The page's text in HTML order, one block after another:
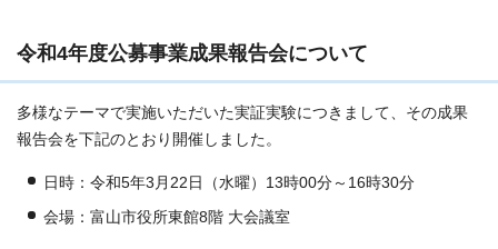
令和4年度公募事業成果報告会について
多様なテーマで実施いただいた実証実験につきまして、その成果
報告会を下記のとおり開催しました。
日時：令和5年3月22日（水曜）13時00分～16時30分
会場：富山市役所東館8階 大会議室